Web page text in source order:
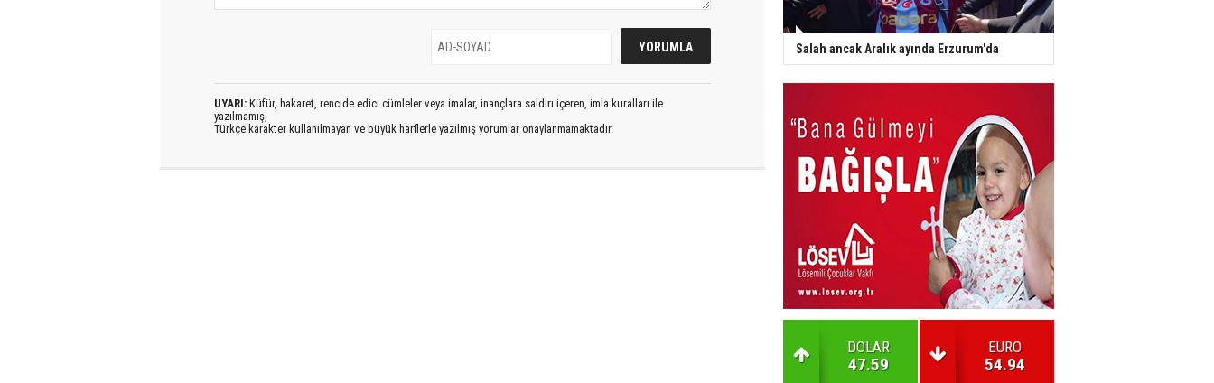
UYARI: Küfür, hakaret, rencide edici cümleler veya imalar, inançlara saldırı içeren, imla kuralları ile
yazılmamış,
Türkçe karakter kullanılmayan ve büyük harflerle yazılmış yorumlar onaylanmamaktadır.
Salah ancak Aralık ayında Erzurum'da
DOLAR
47.59
EURO
54.94